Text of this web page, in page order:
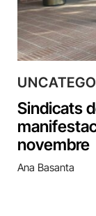
Sindicats
novembre
Ana Basanta